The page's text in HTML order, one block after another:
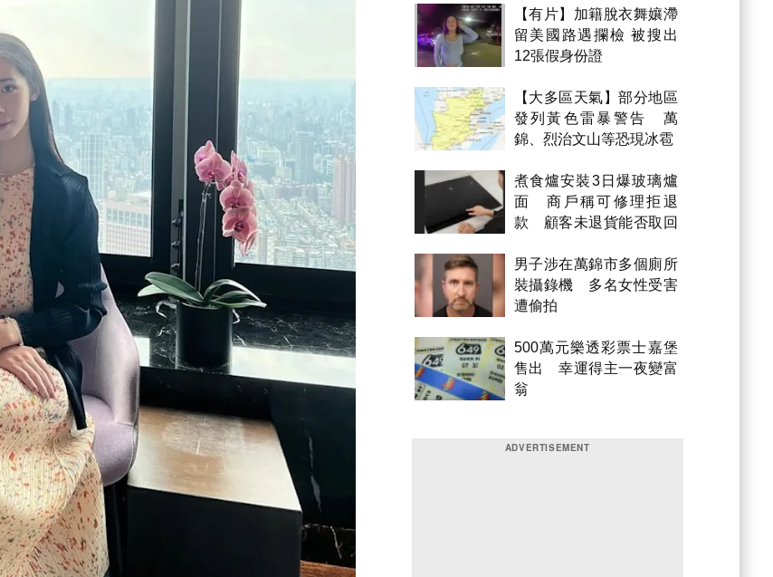
【有片】加籍脫衣舞孃滯
留美國路遇攔檢 被搜出
12張假身份證
【大多區天氣】部分地區
發列黃色雷暴警告 萬
錦、烈治文山等恐現冰雹
煮食爐安裝3日爆玻璃爐
面 商戶稱可修理拒退
款 顧客未退貨能否取回
男子涉在萬錦市多個廁所
裝攝錄機 多名女性受害
遭偷拍
500萬元樂透彩票士嘉堡
售出 幸運得主一夜變富
翁